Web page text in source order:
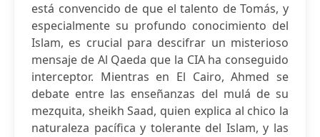
está convencido de que el talento de Tomás, y
especialmente su profundo conocimiento del
Islam, es crucial para descifrar un misterioso
mensaje de Al Qaeda que la CIA ha conseguido
interceptor. Mientras en El Cairo, Ahmed se
debate entre las enseñanzas del mulá de su
mezquita, sheikh Saad, quien explica al chico la
naturaleza pacífica y tolerante del Islam, y las